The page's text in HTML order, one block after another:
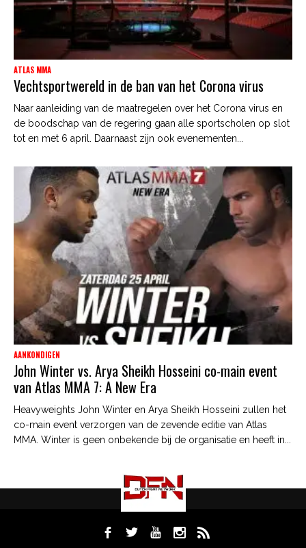
ATLAS MMA
Vechtsportwereld in de ban van het Corona virus
Naar aanleiding van de maatregelen over het Corona virus en
de boodschap van de regering gaan alle sportscholen op slot
tot en met 6 april. Daarnaast zijn ook evenementen...
AANKONDIGEN
John Winter vs. Arya Sheikh Hosseini co-main event
van Atlas MMA 7: A New Era
Heavyweights John Winter en Arya Sheikh Hosseini zullen het
co-main event verzorgen van de zevende editie van Atlas
MMA. Winter is geen onbekende bij de organisatie en heeft in...